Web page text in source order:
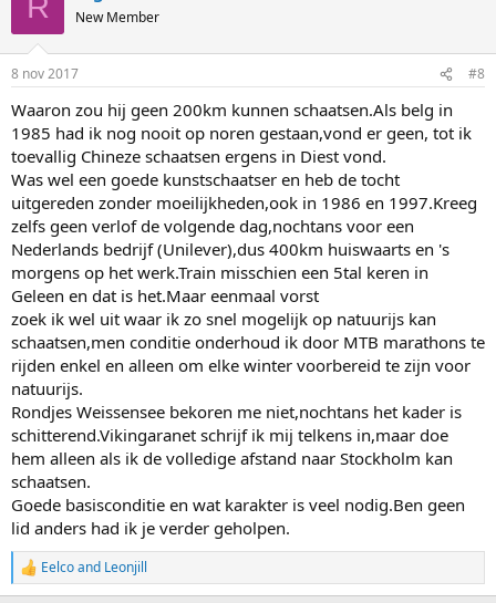
New Member
8 nov 2017 #8
Waaron zou hij geen 200km kunnen schaatsen.Als belg in
1985 had ik nog nooit op noren gestaan,vond er geen, tot ik
toevallig Chineze schaatsen ergens in Diest vond.
Was wel een goede kunstschaatser en heb de tocht
uitgereden zonder moeilijkheden,ook in 1986 en 1997.Kreeg
zelfs geen verlof de volgende dag,nochtans voor een
Nederlands bedrijf (Unilever),dus 400km huiswaarts en 's
morgens op het werk.Train misschien een 5tal keren in
Geleen en dat is het.Maar eenmaal vorst
zoek ik wel uit waar ik zo snel mogelijk op natuurijs kan
schaatsen,men conditie onderhoud ik door MTB marathons te
rijden enkel en alleen om elke winter voorbereid te zijn voor
natuurijs.
Rondjes Weissensee bekoren me niet,nochtans het kader is
schitterend.Vikingaranet schrijf ik mij telkens in,maar doe
hem alleen als ik de volledige afstand naar Stockholm kan
schaatsen.
Goede basisconditie en wat karakter is veel nodig.Ben geen
lid anders had ik je verder geholpen.
R
e
Eelcoand Leonjill